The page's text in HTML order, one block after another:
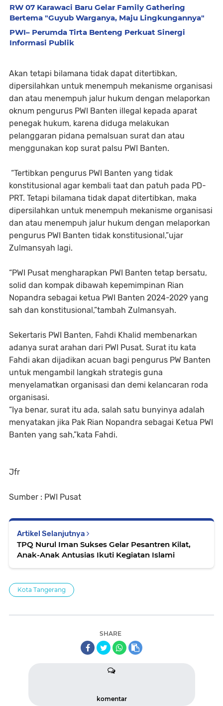
RW 07 Karawaci Baru Gelar Family Gathering
Bertema "Guyub Warganya, Maju Lingkungannya"
PWI– Perumda Tirta Benteng Perkuat Sinergi
Informasi Publik
Akan tetapi bilamana tidak dapat ditertibkan,
dipersilahkan untuk menempuh mekanisme organisasi
dan atau menempuh jalur hukum dengan melaporkan
oknum pengurus PWI Banten illegal kepada aparat
penegak hukum, karena diduga melakukan
pelanggaran pidana pemalsuan surat dan atau
menggunakan kop surat palsu PWI Banten.
“Tertibkan pengurus PWI Banten yang tidak
konstitusional agar kembali taat dan patuh pada PD-
PRT. Tetapi bilamana tidak dapat ditertibkan, maka
dipersilahkan untuk menempuh mekanisme organisasi
dan atau menempuh jalur hukum dengan melaporkan
pengurus PWI Banten tidak konstitusional,”ujar
Zulmansyah lagi.
“PWI Pusat mengharapkan PWI Banten tetap bersatu,
solid dan kompak dibawah kepemimpinan Rian
Nopandra sebagai ketua PWI Banten 2024-2029 yang
sah dan konstitusional,”tambah Zulmansyah.
Sekertaris PWI Banten, Fahdi Khalid membenarkan
adanya surat arahan dari PWI Pusat. Surat itu kata
Fahdi akan dijadikan acuan bagi pengurus PW Banten
untuk mengambil langkah strategis guna
menyelamatkan organisasi dan demi kelancaran roda
organisasi.
“Iya benar, surat itu ada, salah satu bunyinya adalah
menyatakan jika Pak Rian Nopandra sebagai Ketua PWI
Banten yang sah,”kata Fahdi.
Jfr
Sumber : PWI Pusat
Artikel Selanjutnya
TPQ Nurul Iman Sukses Gelar Pesantren Kilat,
Anak-Anak Antusias Ikuti Kegiatan Islami
Kota Tangerang
SHARE
komentar